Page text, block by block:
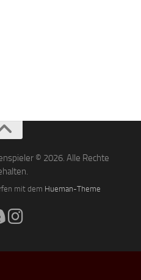
© 2026. Alle Rechte
mit dem Hueman-Theme